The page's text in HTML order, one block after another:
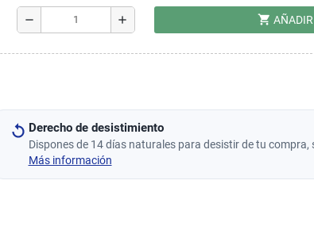
remove add shopping_cart
Derecho de desistimiento
Dispones de 14 días naturales para desistir de tu
Más información